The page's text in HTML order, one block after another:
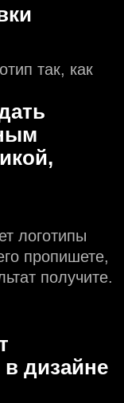
так, как
логотипы
пропишете,
получите.
дизайне